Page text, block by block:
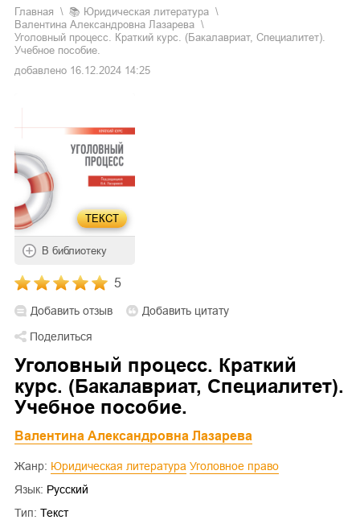
Главная 📚
юридическая литература
Валентина Александровна Лазарева
Уголовный процесс. Краткий курс. (Бакалавриат, Специалитет).
Учебное пособие.
добавлено 16.12.2024 14:25
ТЕКСТ
В библиотеку
5
Добавить отзыв
Добавить цитату
Поделиться
Уголовный процесс. Краткий
курс. (Бакалавриат, Специалитет).
Учебное пособие.
Валентина Александровна Лазарева
Жанр: Юридическая литература
Уголовное право
Язык: Русский
Тип: Текст